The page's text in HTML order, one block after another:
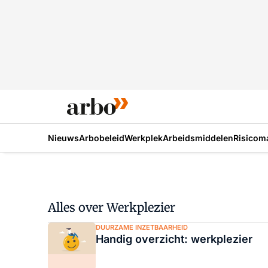
NieuwsArbobeleidWerkplekArbeidsmiddelen
Alles over Werkplezier
DUURZAME INZETBAARHEID
Handig overzicht: werkplezier